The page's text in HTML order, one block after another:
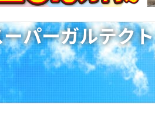
パーガルテクト